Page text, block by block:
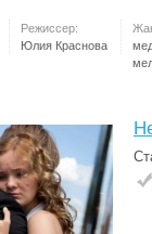
Режиссер:
Юлия Краснова